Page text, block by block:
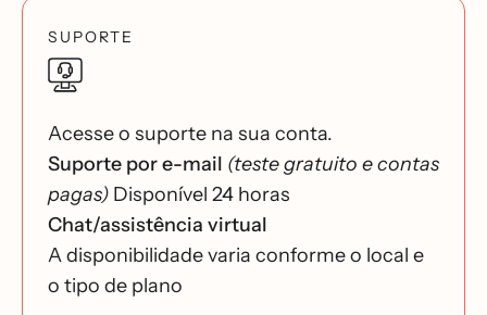
SUPORTE
Acesse o suporte na sua conta.
Suporte por e-mail (teste gratuito e contas
pagas) Disponível 24 horas
Chat/assistência virtual
A disponibilidade varia conforme o local e
o tipo de plano